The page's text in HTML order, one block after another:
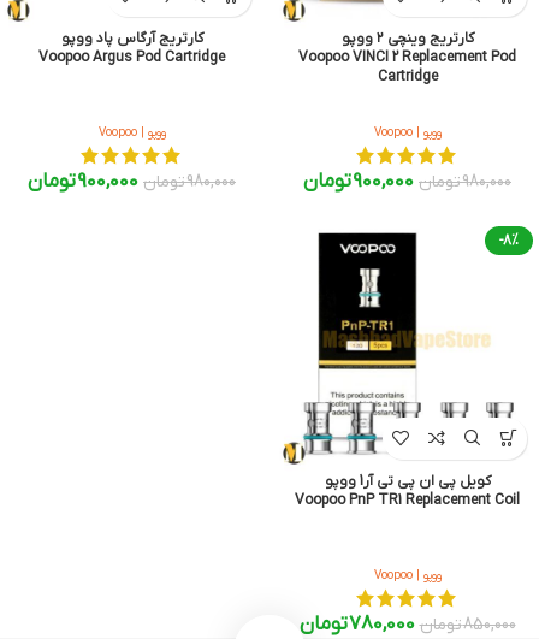
کارتریج وینچی ۲ ووپو
Voopoo VINCI 2 Replacement Pod
Cartridge
ووپو | Voopoo
980,000تومان 900,000تومان
کارتریج آرگاس پاد ووپو
Voopoo Argus Pod Cartridge
ووپو | Voopoo
980,000تومان 900,000تومان
-8%
کویل پی ان پی تی آر1 ووپو
Voopoo PnP TR1 Replacement Coil
ووپو | Voopoo
850,000تومان 780,000تومان